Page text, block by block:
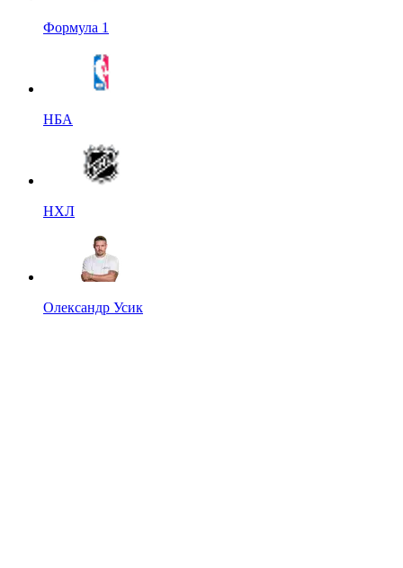
Формула 1
НБА
НХЛ
Олександр Усик